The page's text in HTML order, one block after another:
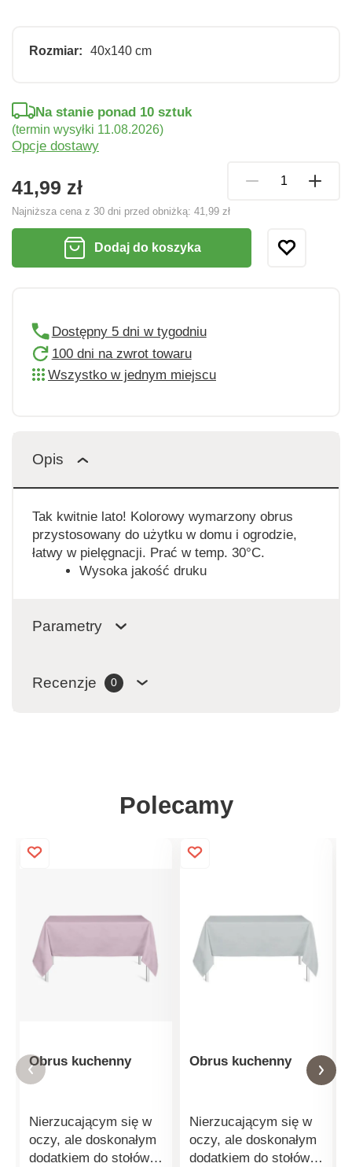
Rozmiar: 40x140 cm
41,99 zł
Najniższa cena z 30 dni przed obniżką: 41,99 zł
Na stanie ponad 10 sztuk
(termin wysyłki 11.08.2026)
Opcje dostawy
Dodaj do koszyka
Dostępny 5 dni w tygodniu
100 dni na zwrot towaru
Wszystko w jednym miejscu
Opis
Tak kwitnie lato! Kolorowy wymarzony obrus
przystosowany do użytku w domu i ogrodzie,
łatwy w pielęgnacji. Prać w temp. 30°C.
Wysoka jakość druku
Parametry
Recenzje 0
Polecamy
Obrus kuchenny
Nierzucającym się w
oczy, ale doskonałym
dodatkiem do stołów
Obrus kuchenny
Nierzucającym się w
oczy, ale doskonałym
dodatkiem do stołów